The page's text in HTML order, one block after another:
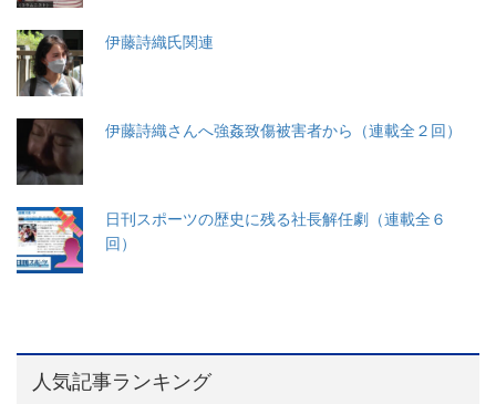
伊藤詩織氏関連
伊藤詩織さんへ強姦致傷被害者から（連載全２回）
日刊スポーツの歴史に残る社長解任劇（連載全６
回）
人気記事ランキング